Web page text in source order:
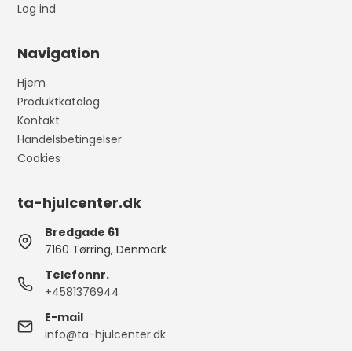
Log ind
Navigation
Hjem
Produktkatalog
Kontakt
Handelsbetingelser
Cookies
ta-hjulcenter.dk
Bredgade 61
7160 Tørring, Denmark
Telefonnr.
+4581376944
E-mail
info@ta-hjulcenter.dk